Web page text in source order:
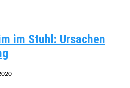
im Stuhl: Ursachen